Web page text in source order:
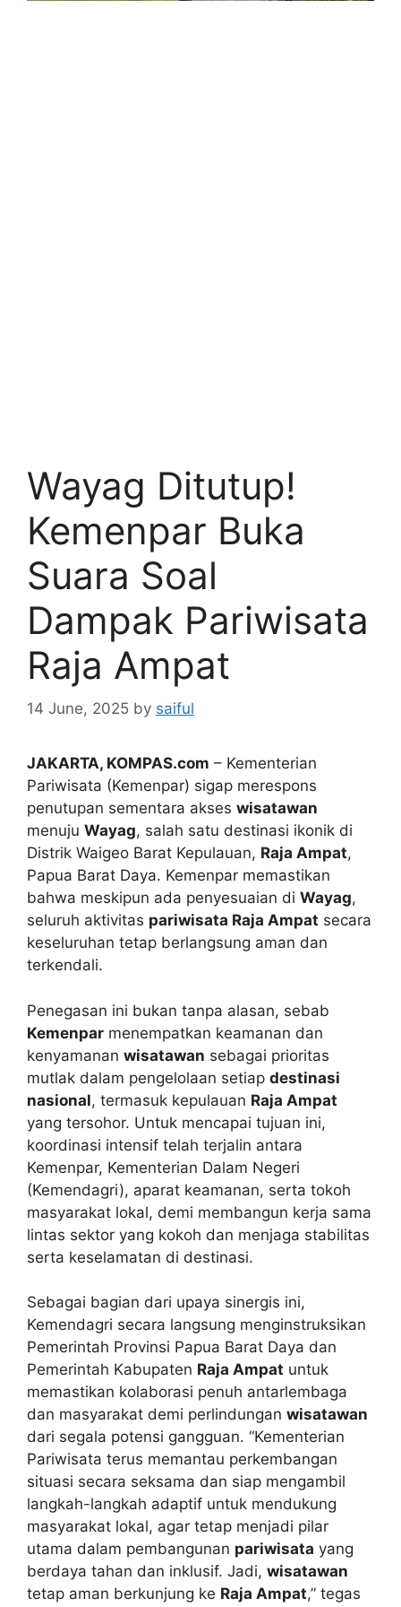
Wayag Ditutup!
Kemenpar Buka
Suara Soal
Dampak Pariwisata
Raja Ampat
14 June, 2025 by saiful
JAKARTA, KOMPAS.com – Kementerian
Pariwisata (Kemenpar) sigap merespons
penutupan sementara akses wisatawan
menuju Wayag, salah satu destinasi ikonik di
Distrik Waigeo Barat Kepulauan, Raja Ampat,
Papua Barat Daya. Kemenpar memastikan
bahwa meskipun ada penyesuaian di Wayag,
seluruh aktivitas pariwisata Raja Ampat secara
keseluruhan tetap berlangsung aman dan
terkendali.
Penegasan ini bukan tanpa alasan, sebab
Kemenpar menempatkan keamanan dan
kenyamanan wisatawan sebagai prioritas
mutlak dalam pengelolaan setiap destinasi
nasional, termasuk kepulauan Raja Ampat
yang tersohor. Untuk mencapai tujuan ini,
koordinasi intensif telah terjalin antara
Kemenpar, Kementerian Dalam Negeri
(Kemendagri), aparat keamanan, serta tokoh
masyarakat lokal, demi membangun kerja sama
lintas sektor yang kokoh dan menjaga stabilitas
serta keselamatan di destinasi.
Sebagai bagian dari upaya sinergis ini,
Kemendagri secara langsung menginstruksikan
Pemerintah Provinsi Papua Barat Daya dan
Pemerintah Kabupaten Raja Ampat untuk
memastikan kolaborasi penuh antarlembaga
dan masyarakat demi perlindungan wisatawan
dari segala potensi gangguan. “Kementerian
Pariwisata terus memantau perkembangan
situasi secara seksama dan siap mengambil
langkah-langkah adaptif untuk mendukung
masyarakat lokal, agar tetap menjadi pilar
utama dalam pembangunan pariwisata yang
berdaya tahan dan inklusif. Jadi, wisatawan
tetap aman berkunjung ke Raja Ampat,” tegas